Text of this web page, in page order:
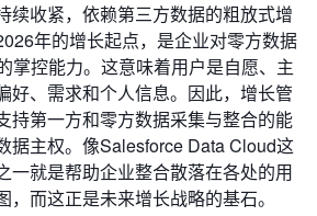
续收紧，依赖第三方数据的粗放式增
年的增长起点，是企业对零方数据
掌控能力。这意味着用户是自愿、主
好、需求和个人信息。因此，增长管
持第一方和零方数据采集与整合的能
据主权。像Salesforce Data Cloud这
一就是帮助企业整合散落在各处的用
，而这正是未来增长战略的基石。